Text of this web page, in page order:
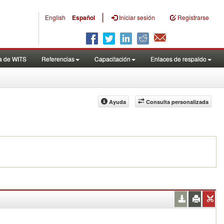
English Español | Iniciar sesión Registrarse
de WITS Referencias Capacitación Enlaces de respaldo
Consulta personalizada
Ayuda